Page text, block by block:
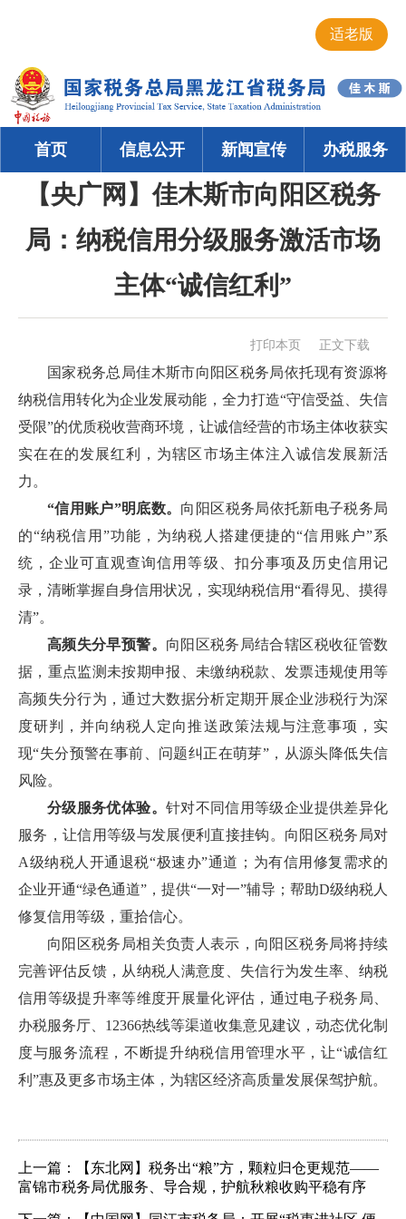
适老版
首页 信息公开 新闻宣传 办税服务
【央广网】佳木斯市向阳区税务
局：纳税信用分级服务激活市场
主体“诚信红利”
打印本页 正文下载
国家税务总局佳木斯市向阳区税务局依托现有资源将
纳税信用转化为企业发展动能，全力打造“守信受益、失信
受限”的优质税收营商环境，让诚信经营的市场主体收获实
实在在的发展红利，为辖区市场主体注入诚信发展新活
力。
“信用账户”明底数。 向阳区税务局依托新电子税务局
的“纳税信用”功能，为纳税人搭建便捷的“信用账户”系
统，企业可直观查询信用等级、扣分事项及历史信用记
录，清晰掌握自身信用状况，实现纳税信用“看得见、摸得
清”。
高频失分早预警。 向阳区税务局结合辖区税收征管数
据，重点监测未按期申报、未缴纳税款、发票违规使用等
高频失分行为，通过大数据分析定期开展企业涉税行为深
度研判，并向纳税人定向推送政策法规与注意事项，实
现“失分预警在事前、问题纠正在萌芽”，从源头降低失信
风险。
分级服务优体验。 针对不同信用等级企业提供差异化
服务，让信用等级与发展便利直接挂钩。向阳区税务局对
A级纳税人开通退税“极速办”通道；为有信用修复需求的
企业开通“绿色通道”，提供“一对一”辅导；帮助D级纳税人
修复信用等级，重拾信心。
向阳区税务局相关负责人表示，向阳区税务局将持续
完善评估反馈，从纳税人满意度、失信行为发生率、纳税
信用等级提升率等维度开展量化评估，通过电子税务局、
办税服务厅、12366热线等渠道收集意见建议，动态优化制
度与服务流程，不断提升纳税信用管理水平，让“诚信红
利”惠及更多市场主体，为辖区经济高质量发展保驾护航。
上一篇：【东北网】税务出“粮”方，颗粒归仓更规范——
富锦市税务局优服务、导合规，护航秋粮收购平稳有序